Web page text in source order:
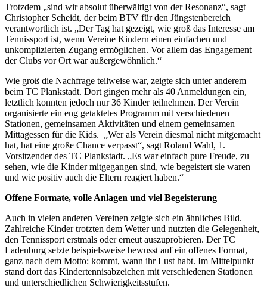
Trotzdem „sind wir absolut überwältigt von der Resonanz“, sagt
Christopher Scheidt, der beim BTV für den Jüngstenbereich
verantwortlich ist. „Der Tag hat gezeigt, wie groß das Interesse am
Tennissport ist, wenn Vereine Kindern einen einfachen und
unkomplizierten Zugang ermöglichen. Vor allem das Engagement
der Clubs vor Ort war außergewöhnlich.“
Wie groß die Nachfrage teilweise war, zeigte sich unter anderem
beim TC Plankstadt. Dort gingen mehr als 40 Anmeldungen ein,
letztlich konnten jedoch nur 36 Kinder teilnehmen. Der Verein
organisierte ein eng getaktetes Programm mit verschiedenen
Stationen, gemeinsamen Aktivitäten und einem gemeinsamen
Mittagessen für die Kids. „Wer als Verein diesmal nicht mitgemacht
hat, hat eine große Chance verpasst“, sagt Roland Wahl, 1.
Vorsitzender des TC Plankstadt. „Es war einfach pure Freude, zu
sehen, wie die Kinder mitgegangen sind, wie begeistert sie waren
und wie positiv auch die Eltern reagiert haben.“
Offene Formate, volle Anlagen und viel Begeisterung
Auch in vielen anderen Vereinen zeigte sich ein ähnliches Bild.
Zahlreiche Kinder trotzten dem Wetter und nutzten die Gelegenheit,
den Tennissport erstmals oder erneut auszuprobieren. Der TC
Ladenburg setzte beispielsweise bewusst auf ein offenes Format,
ganz nach dem Motto: kommt, wann ihr Lust habt. Im Mittelpunkt
stand dort das Kindertennisabzeichen mit verschiedenen Stationen
und unterschiedlichen Schwierigkeitsstufen.